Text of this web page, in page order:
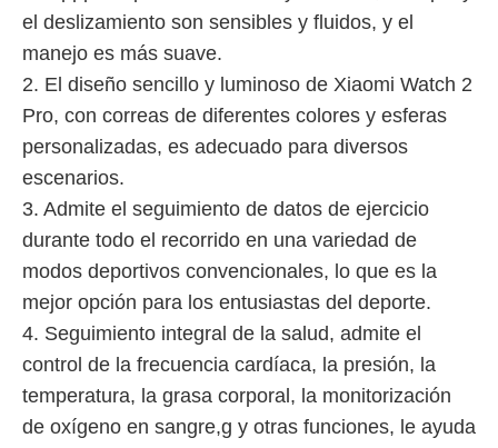
el deslizamiento son sensibles y fluidos, y el
manejo es más suave.
2. El diseño sencillo y luminoso de Xiaomi Watch 2
Pro, con correas de diferentes colores y esferas
personalizadas, es adecuado para diversos
escenarios.
3. Admite el seguimiento de datos de ejercicio
durante todo el recorrido en una variedad de
modos deportivos convencionales, lo que es la
mejor opción para los entusiastas del deporte.
4. Seguimiento integral de la salud, admite el
control de la frecuencia cardíaca, la presión, la
temperatura, la grasa corporal, la monitorización
de oxígeno en sangre,g y otras funciones, le ayuda